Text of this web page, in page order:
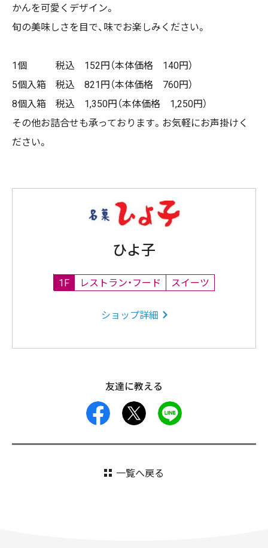
かんを可愛くデザイン。
旬の美味しさを目で、味でお楽しみください。
1個 税込 152円（本体価格 140円）
5個入箱 税込 821円（本体価格 760円）
8個入箱 税込 1,350円（本体価格 1,250円）
その他お詰合せも承っております。お気軽にお声掛けく
ださい。
ひよ子
1F レストラン・フード スイーツ
ショップ詳細
友達に教える
facebook
一覧へ戻る